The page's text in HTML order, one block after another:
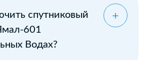
спутниковый
601
Водах?